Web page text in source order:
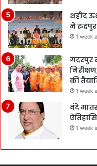
शहीद
ने
1 week
गदरपुर
की
1 week
वंदे
1 week